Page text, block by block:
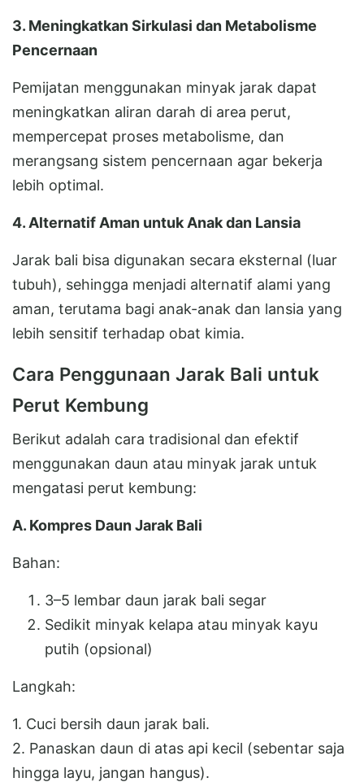
3. Meningkatkan Sirkulasi dan Metabolisme
Pencernaan
Pemijatan menggunakan minyak jarak dapat
meningkatkan aliran darah di area perut,
mempercepat proses metabolisme, dan
merangsang sistem pencernaan agar bekerja
lebih optimal.
4. Alternatif Aman untuk Anak dan Lansia
Jarak bali bisa digunakan secara eksternal (luar
tubuh), sehingga menjadi alternatif alami yang
aman, terutama bagi anak-anak dan lansia yang
lebih sensitif terhadap obat kimia.
Cara Penggunaan Jarak Bali untuk
Perut Kembung
Berikut adalah cara tradisional dan efektif
menggunakan daun atau minyak jarak untuk
mengatasi perut kembung:
A. Kompres Daun Jarak Bali
Bahan:
3–5 lembar daun jarak bali segar
Sedikit minyak kelapa atau minyak kayu
putih (opsional)
Langkah:
1. Cuci bersih daun jarak bali.
2. Panaskan daun di atas api kecil (sebentar saja
hingga layu, jangan hangus).